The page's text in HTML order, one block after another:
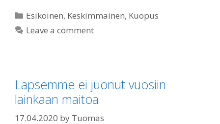
Categories
Esikoinen, Keskimmäinen, Kuopus
Leave a comment
Lapsemme ei juonut vuosiin
lainkaan maitoa
17.04.2020 by Tuomas